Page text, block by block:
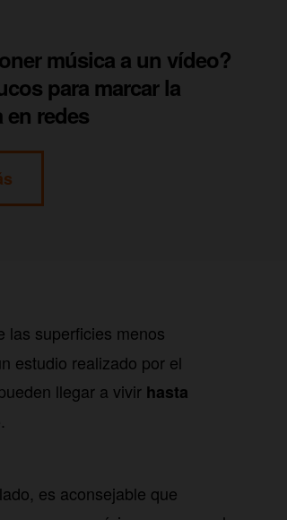
música a un vídeo?
para marcar la
en redes
las superficies menos
estudio realizado por el
llegar a vivir hasta
.
es aconsejable que